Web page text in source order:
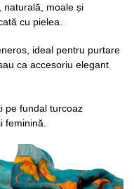
naturală, moale și
cu pielea.
ideal pentru purtare
ca accesoriu elegant
pe fundal turcoaz
feminină.